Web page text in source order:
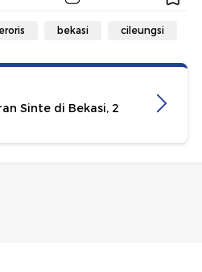
bekasi cileungsi
Sinte di Bekasi, 2